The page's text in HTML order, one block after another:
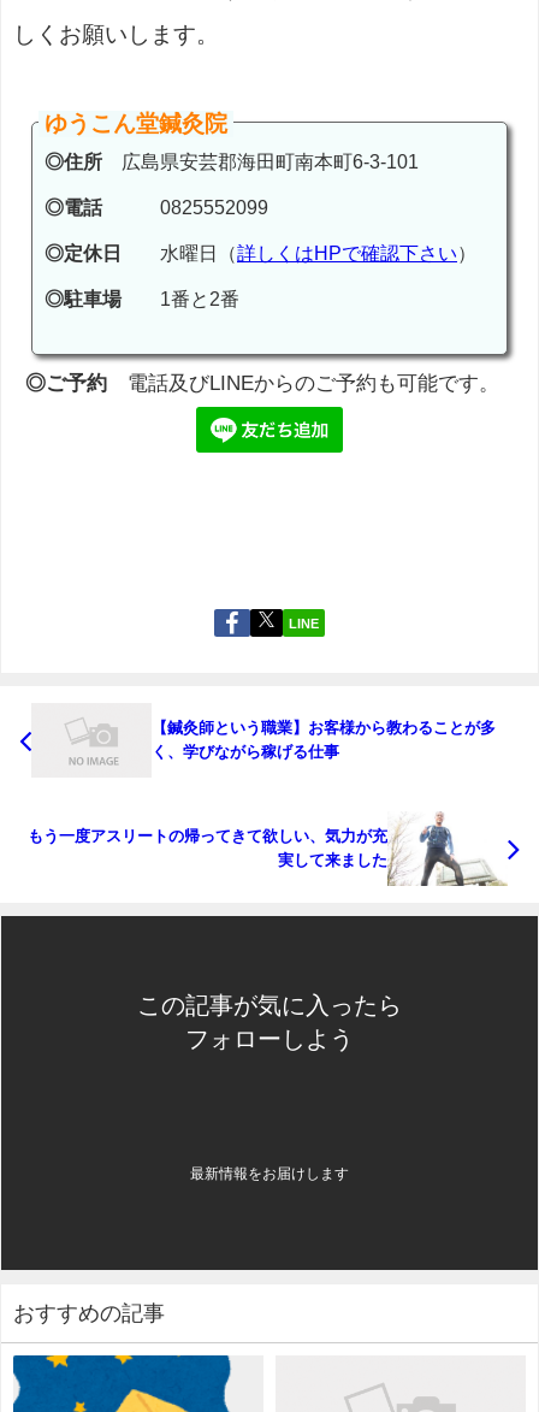
しくお願いします。
ゆうこん堂鍼灸院
◎住所 広島県安芸郡海田町南本町6-3-101
◎電話0825552099
◎定休日 水曜日（詳しくはHPで確認下さい）
◎駐車場1番と2番
◎ご予約 電話及びLINEからのご予約も可能です。
LINE
【鍼灸師という職業】お客様から教わることが多
く、学びながら稼げる仕事
もう一度アスリートの帰ってきて欲しい、気力が充
実して来ました
この記事が気に入ったら
フォローしよう
最新情報をお届けします
おすすめの記事